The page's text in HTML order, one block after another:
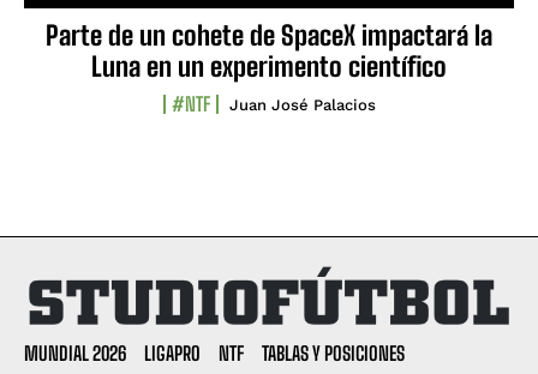
Parte de un cohete de SpaceX impactará la
Luna en un experimento científico
#NTF Juan José Palacios
MUNDIAL 2026 LIGAPRO NTF
TABLAS Y POSICIONES